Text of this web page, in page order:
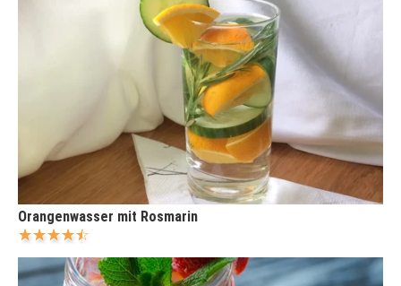
Orangenwasser mit Rosmarin